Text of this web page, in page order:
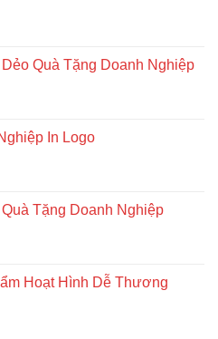
Quà Tặng Doanh Nghiệp
In Logo
Tặng Doanh Nghiệp
Hoạt Hình Dễ Thương